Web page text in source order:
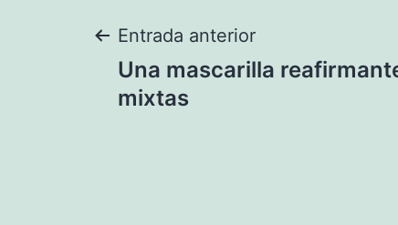
Navegación
de
Entrada anterior
Una mascarilla
mixtas